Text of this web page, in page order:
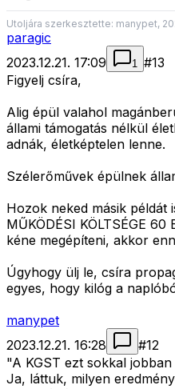
Utoljára szerkesztette: manypet,
paragic
2023.12.21. 17:09
1 #13
Figyelj csíra,
Alig épül valahol
állami támogatás nélkül
adnák, életképtelen lenne.
Szélerőművek épülnek
Hozok neked másik példát
MŰKÖDÉSI KÖLTSÉGE
kéne megépíteni, akkor
Úgyhogy ülj le, csíra
egyes, hogy kilóg a
manypet
2023.12.21. 16:28
#12
"A KGST ezt sokkal
Ja, láttuk, milyen